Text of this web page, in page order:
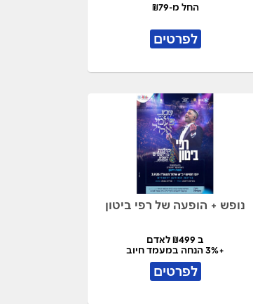
החל מ-₪79
לפרטים
נופש + הופעה של רפי ביטון
ב ₪499 לאדם
+3% הנחה במעמד חיוב
לפרטים